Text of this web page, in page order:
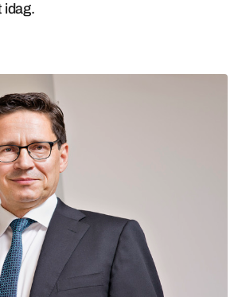
idag.